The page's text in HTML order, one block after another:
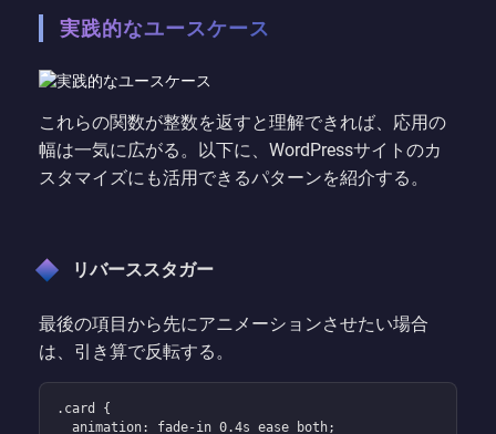
実践的なユースケース
これらの関数が整数を返すと理解できれば、応用の
幅は一気に広がる。以下に、WordPressサイトのカ
スタマイズにも活用できるパターンを紹介する。
リバーススタガー
最後の項目から先にアニメーションさせたい場合
は、引き算で反転する。
.card {